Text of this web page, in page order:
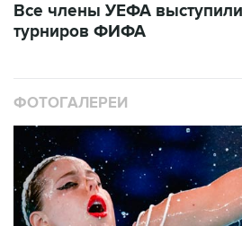
Все члены УЕФА
турниров ФИФА
ФОТОГАЛЕРЕИ